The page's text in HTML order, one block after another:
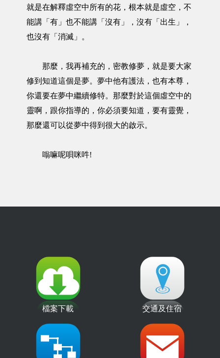
就是在解釋虛空中所有的花，根本就是虛空，不
能講「有」也不能講「沒有」，沒有「出生」，
也沒有「消滅」。
那麼，我再補充的，密教修夢，就是要大家
修到知道這個是夢。夢中他有護法，也有本尊，
你還要在夢中繼續修特。那麼對於這個虛空中的
靈啊，跟你指導的，你必須要知道，要有靈覺，
那麼還可以從夢中得到很大的啟示。
嗡嘛呢唄咪吽!
檔案下載 交通及住宿